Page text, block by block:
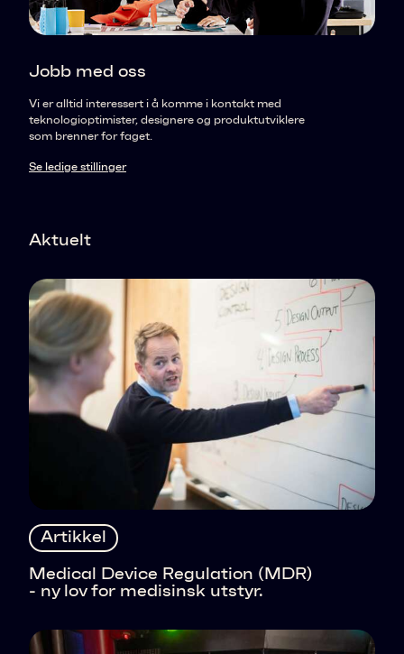
Jobb med oss
Vi er alltid interessert i å komme i kontakt med
teknologioptimister, designere og produktutviklere
som brenner for faget.
Se ledige stillinger
Aktuelt
Artikkel
Medical Device Regulation (MDR)
- ny lov for medisinsk utstyr.